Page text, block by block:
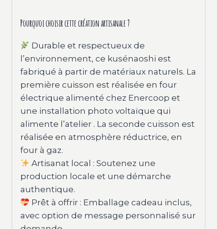
Pourquoi choisir cette création artisanale ?
Durable et respectueux de
l’environnement, ce kusénaoshi est
fabriqué à partir de matériaux naturels. La
première cuisson est réalisée en four
électrique alimenté chez Enercoop et
une installation photo voltaïque qui
alimente l’atelier . La seconde cuisson est
réalisée en atmosphère réductrice, en
four à gaz.
Artisanat local : Soutenez une
production locale et une démarche
authentique.
Prêt à offrir : Emballage cadeau inclus,
avec option de message personnalisé sur